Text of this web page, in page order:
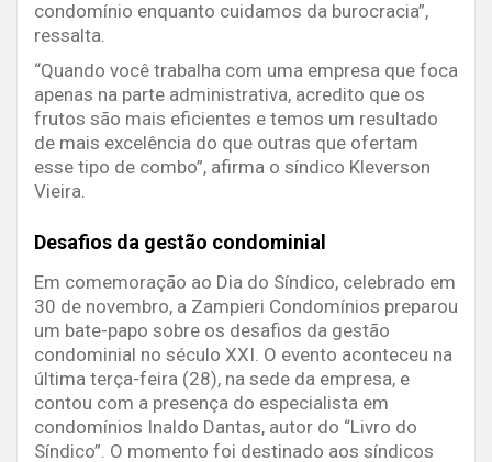
condomínio enquanto cuidamos da burocracia”,
ressalta.
“Quando você trabalha com uma empresa que foca
apenas na parte administrativa, acredito que os
frutos são mais eficientes e temos um resultado
de mais excelência do que outras que ofertam
esse tipo de combo”, afirma o síndico Kleverson
Vieira.
Desafios da gestão condominial
Em comemoração ao Dia do Síndico, celebrado em
30 de novembro, a Zampieri Condomínios preparou
um bate-papo sobre os desafios da gestão
condominial no século XXI. O evento aconteceu na
última terça-feira (28), na sede da empresa, e
contou com a presença do especialista em
condomínios Inaldo Dantas, autor do “Livro do
Síndico”. O momento foi destinado aos síndicos